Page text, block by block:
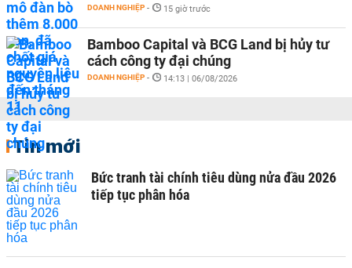
DOANH NGHIỆP - 15 giờ trước
Bamboo Capital và BCG Land bị hủy tư
cách công ty đại chúng
DOANH NGHIỆP - 14:13 | 06/08/2026
Tin mới
Bức tranh tài chính tiêu dùng nửa đầu 2026
tiếp tục phân hóa